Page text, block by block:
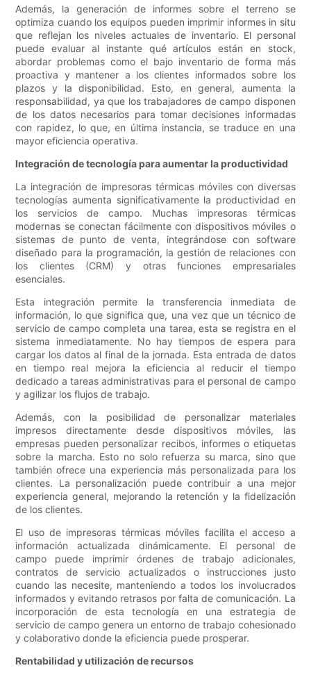
Además, la generación de informes sobre el terreno se
optimiza cuando los equipos pueden imprimir informes in situ
que reflejan los niveles actuales de inventario. El personal
puede evaluar al instante qué artículos están en stock,
abordar problemas como el bajo inventario de forma más
proactiva y mantener a los clientes informados sobre los
plazos y la disponibilidad. Esto, en general, aumenta la
responsabilidad, ya que los trabajadores de campo disponen
de los datos necesarios para tomar decisiones informadas
con rapidez, lo que, en última instancia, se traduce en una
mayor eficiencia operativa.
Integración de tecnología para aumentar la productividad
La integración de impresoras térmicas móviles con diversas
tecnologías aumenta significativamente la productividad en
los servicios de campo. Muchas impresoras térmicas
modernas se conectan fácilmente con dispositivos móviles o
sistemas de punto de venta, integrándose con software
diseñado para la programación, la gestión de relaciones con
los clientes (CRM) y otras funciones empresariales
esenciales.
Esta integración permite la transferencia inmediata de
información, lo que significa que, una vez que un técnico de
servicio de campo completa una tarea, esta se registra en el
sistema inmediatamente. No hay tiempos de espera para
cargar los datos al final de la jornada. Esta entrada de datos
en tiempo real mejora la eficiencia al reducir el tiempo
dedicado a tareas administrativas para el personal de campo
y agilizar los flujos de trabajo.
Además, con la posibilidad de personalizar materiales
impresos directamente desde dispositivos móviles, las
empresas pueden personalizar recibos, informes o etiquetas
sobre la marcha. Esto no solo refuerza su marca, sino que
también ofrece una experiencia más personalizada para los
clientes. La personalización puede contribuir a una mejor
experiencia general, mejorando la retención y la fidelización
de los clientes.
El uso de impresoras térmicas móviles facilita el acceso a
información actualizada dinámicamente. El personal de
campo puede imprimir órdenes de trabajo adicionales,
contratos de servicio actualizados o instrucciones justo
cuando las necesite, manteniendo a todos los involucrados
informados y evitando retrasos por falta de comunicación. La
incorporación de esta tecnología en una estrategia de
servicio de campo genera un entorno de trabajo cohesionado
y colaborativo donde la eficiencia puede prosperar.
Rentabilidad y utilización de recursos